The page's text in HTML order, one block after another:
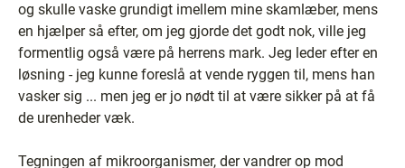
og skulle vaske grundigt imellem mine skamlæber, mens
en hjælper så efter, om jeg gjorde det godt nok, ville jeg
formentlig også være på herrens mark. Jeg leder efter en
løsning - jeg kunne foreslå at vende ryggen til, mens han
vasker sig ... men jeg er jo nødt til at være sikker på at få
de urenheder væk.
Tegningen af mikroorganismer, der vandrer op mod